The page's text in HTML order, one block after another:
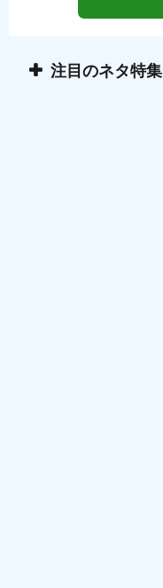
注目のネタ特集